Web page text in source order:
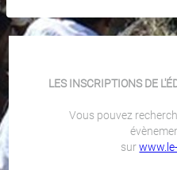
LES INSCRIPTIONS DE
Vous pouvez
sur